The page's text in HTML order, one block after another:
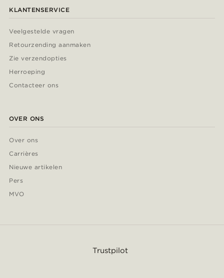
KLANTENSERVICE
Veelgestelde vragen
Retourzending aanmaken
Zie verzendopties
Herroeping
Contacteer ons
OVER ONS
Over ons
Carrières
Nieuwe artikelen
Pers
MVO
Trustpilot